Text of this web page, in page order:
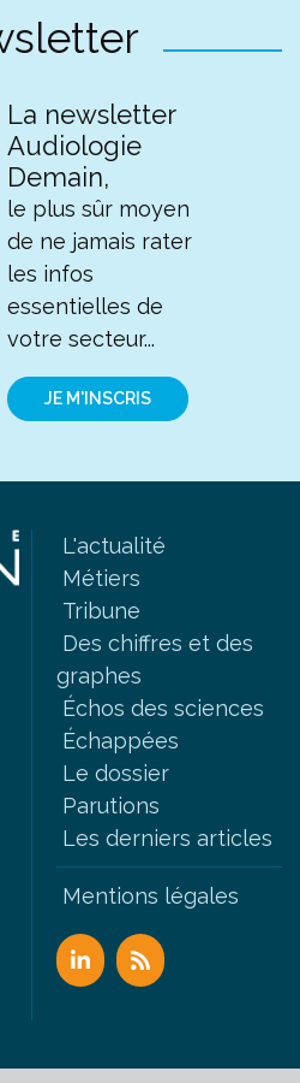
La newsletter
Audiologie
Demain,
le plus sûr moyen
de ne jamais rater
les infos
essentielles de
votre secteur...
JE M'INSCRIS
L'actualité
Métiers
Tribune
Des chiffres et des
graphes
Échos des sciences
Échappées
Le dossier
Parutions
Les derniers articles
Mentions légales